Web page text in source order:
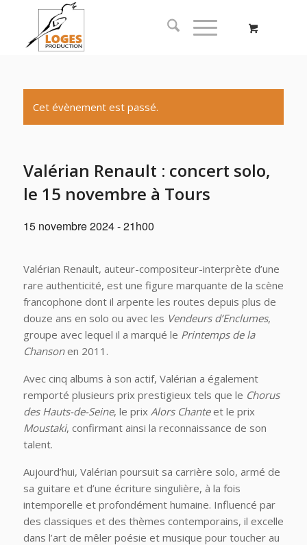
Cet évènement est passé.
Valérian Renault : concert solo,
le 15 novembre à Tours
15 novembre 2024 - 21h00
Valérian Renault, auteur-compositeur-interprète d’une
rare authenticité, est une figure marquante de la scène
francophone dont il arpente les routes depuis plus de
douze ans en solo ou avec les Vendeurs d’Enclumes,
groupe avec lequel il a marqué le Printemps de la
Chansonen 2011.
Avec cinq albums à son actif, Valérian a également
remporté plusieurs prix prestigieux tels que le Chorus
des Hauts-de-Seine, le prix Alors Chanteet le prix
Moustaki, confirmant ainsi la reconnaissance de son
talent.
Aujourd’hui, Valérian poursuit sa carrière solo, armé de
sa guitare et d’une écriture singulière, à la fois
intemporelle et profondément humaine. Influencé par
des classiques et des thèmes contemporains, il excelle
dans l’art de mêler poésie et musique pour toucher au